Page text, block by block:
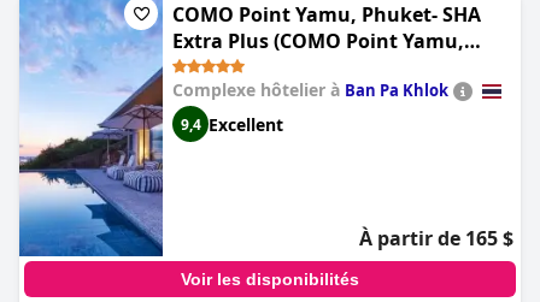
COMO Point Yamu, Phuket- SHA
Extra Plus (COMO Point Yamu,
Phuket)
Complexe hôtelier à Ban Pa Khlok
9,4 Excellent
À partir de 165 $
Voir les disponibilités